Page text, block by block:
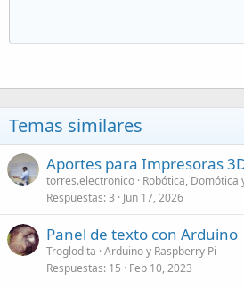
Temas similares
Aportes para Impresoras
torres.electronico Robótica, Domótica
Respuestas 3 Jun 17, 2026
Panel de texto con Arduino
Troglodita Arduino y Raspberry Pi
Respuestas 15 Feb 10, 2023